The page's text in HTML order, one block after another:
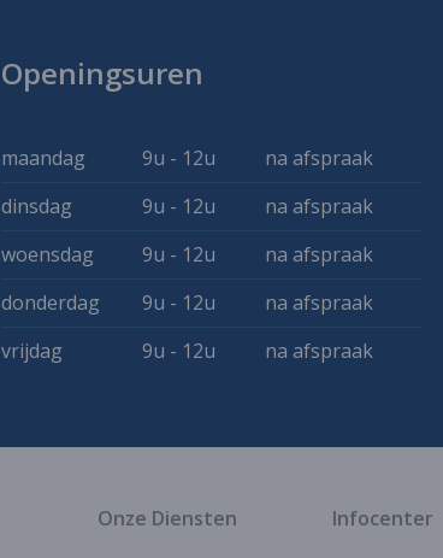
Openingsuren
maandag 9u - 12u
na afspraak
dinsdag
9u - 12u
na afspraak
woensdag
9u - 12u
na afspraak
donderdag
9u - 12u
na afspraak
vrijdag
9u - 12u na afspraak
Onze Diensten Infocenter